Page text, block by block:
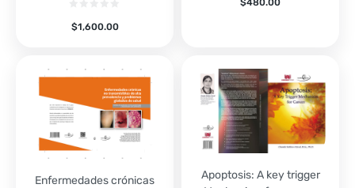
$1,600.00
$480.00
Enfermedades crónicas
Apoptosis: A key trigger